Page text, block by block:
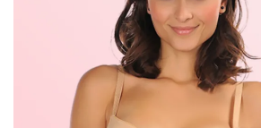
¿Crear una cuenta?